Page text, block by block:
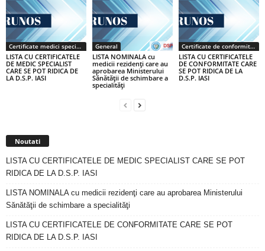
Certificate medici specialiști / primari
LISTA CU CERTIFICATELE
DE MEDIC SPECIALIST
CARE SE POT RIDICA DE
LA D.S.P. IASI
General
LISTA NOMINALA cu
medicii rezidenţi care au
aprobarea Ministerului
Sănătăţii de schimbare a
specialităţi
Certificate de conformitate
LISTA CU CERTIFICATELE
DE CONFORMITATE CARE
SE POT RIDICA DE LA
D.S.P. IASI
Noutati
LISTA CU CERTIFICATELE DE MEDIC SPECIALIST CARE SE POT
RIDICA DE LA D.S.P. IASI
LISTA NOMINALA cu medicii rezidenţi care au aprobarea Ministerului
Sănătăţii de schimbare a specialităţi
LISTA CU CERTIFICATELE DE CONFORMITATE CARE SE POT
RIDICA DE LA D.S.P. IASI